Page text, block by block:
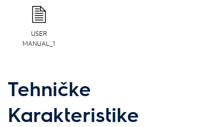
USER
MANUAL_1
Tehničke
Karakteristike